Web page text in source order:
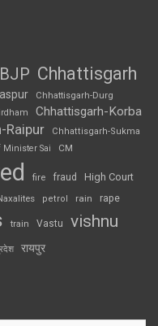
BJP Chhattisgarh
Chhattisgarh-Durg
Chhattisgarh-Korba
Raipur
Chhattisgarh-Sukma
Minister Sai CM
fire fraud High Court
petrol rain rape
train Vastu vishnu
रायपुर